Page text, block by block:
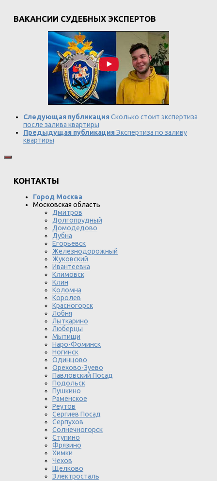
ВАКАНСИИ СУДЕБНЫХ ЭКСПЕРТОВ
Следующая публикация Сколько стоит экспертиза
после залива квартиры
Предыдущая публикация Экспертиза по заливу
квартиры
КОНТАКТЫ
Город Москва
Московская область
Дмитров
Долгопрудный
Домодедово
Дубна
Егорьевск
Железнодорожный
Жуковский
Ивантеевка
Климовск
Клин
Коломна
Королев
Красногорск
Лобня
Лыткарино
Люберцы
Мытищи
Наро-Фоминск
Ногинск
Одинцово
Орехово-Зуево
Павловский Посад
Подольск
Пушкино
Раменское
Реутов
Сергиев Посад
Серпухов
Солнечногорск
Ступино
Фрязино
Химки
Чехов
Щелково
Электросталь